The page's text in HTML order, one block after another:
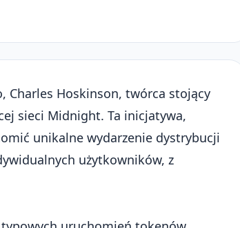
Charles Hoskinson, twórca stojący
sieci Midnight. Ta inicjatywa,
unikalne wydarzenie dystrybucji
użytkowników, z